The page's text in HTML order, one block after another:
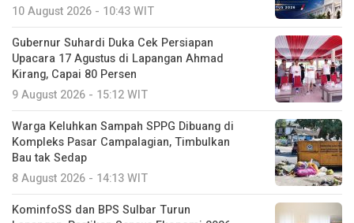
10 August 2026 - 10:43 WIT
Gubernur Suhardi Duka Cek Persiapan
Upacara 17 Agustus di Lapangan Ahmad
Kirang, Capai 80 Persen
9 August 2026 - 15:12 WIT
Warga Keluhkan Sampah SPPG Dibuang di
Kompleks Pasar Campalagian, Timbulkan
Bau tak Sedap
8 August 2026 - 14:13 WIT
KominfoSS dan BPS Sulbar Turun